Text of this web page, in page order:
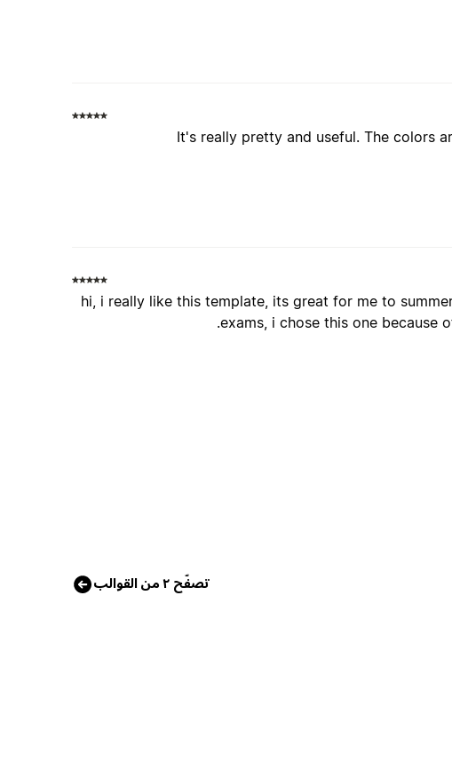
It's really pretty and useful. The colors
hi, i really like this template, its great for me to
exams, i chose this one because
تصفّح ٢ من القوالب